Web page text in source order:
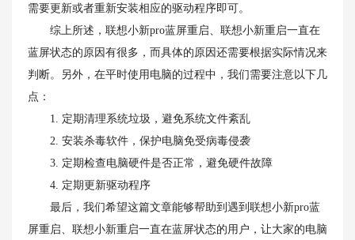
需要更新或者重新安装相应的驱动程序即可。
综上所述，联想小新pro蓝屏重启、联想小新重启一直在
蓝屏状态的原因有很多，而具体的原因还需要根据实际情况来
判断。另外，在平时使用电脑的过程中，我们需要注意以下几
点：
1. 定期清理系统垃圾，避免系统文件紊乱
2. 安装杀毒软件，保护电脑免受病毒侵袭
3. 定期检查电脑硬件是否正常，避免硬件故障
4. 定期更新驱动程序
最后，我们希望这篇文章能够帮助到遇到联想小新pro蓝
屏重启、联想小新重启一直在蓝屏状态的用户，让大家的电脑